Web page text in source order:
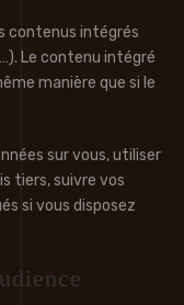
contenus intégrés
Le contenu intégré
manière que si le
sur vous, utiliser
tiers, suivre vos
si vous disposez